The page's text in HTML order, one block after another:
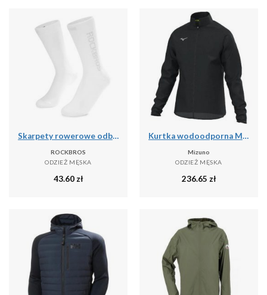
Skarpety rowerowe odblaskowe unisex antybakteryjne
ROCKBROS
ODZIEŻ MĘSKA
43.60 zł
Kurtka wodoodporna Mizuno RB
Mizuno
ODZIEŻ MĘSKA
236.65 zł